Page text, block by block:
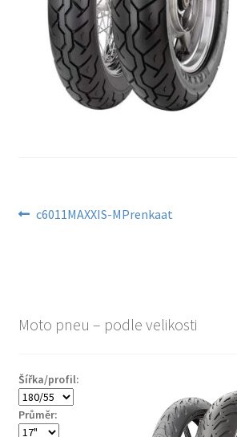
Navigace
Předchozí
c6011MAXXIS-MPrenkaat
Moto pneu – podle velikosti
Šířka/profil:
Průměr: